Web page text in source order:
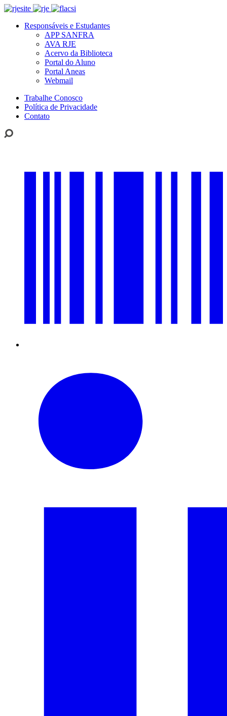
Responsáveis e Estudantes
APP SANFRA
AVA RJE
Acervo da Biblioteca
Portal do Aluno
Portal Aneas
Webmail
Trabalhe Conosco
Política de Privacidade
Contato